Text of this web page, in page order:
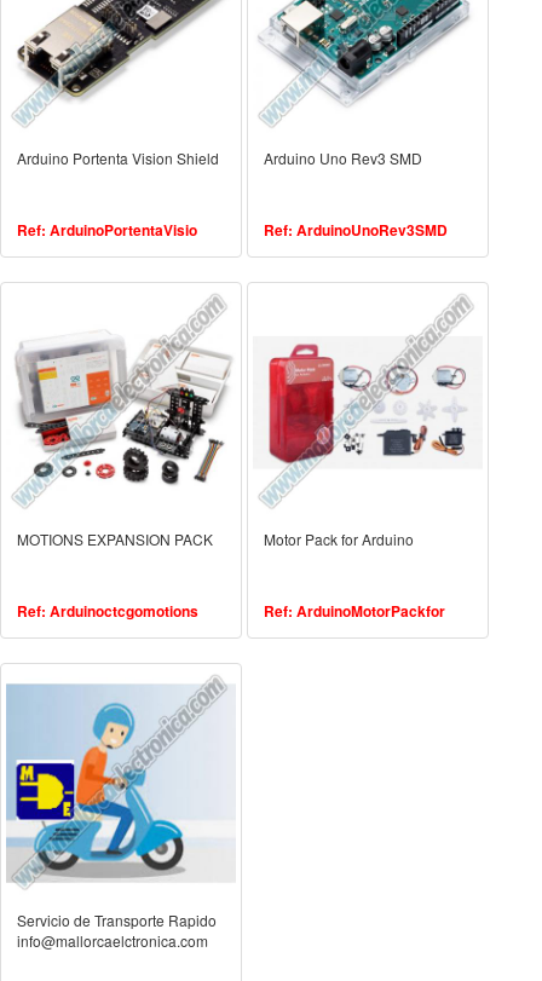
Arduino Portenta Vision Shield
Ref: ArduinoPortentaVisio
Arduino Uno Rev3 SMD
Ref: ArduinoUnoRev3SMD
MOTIONS EXPANSION PACK
Ref: Arduinoctcgomotions
Motor Pack for Arduino
Ref: ArduinoMotorPackfor
Servicio de Transporte Rapido
info@mallorcaelctronica.com